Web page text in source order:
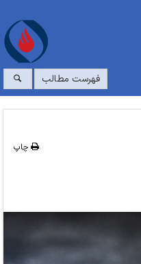
فهرست مطالب
چاپ